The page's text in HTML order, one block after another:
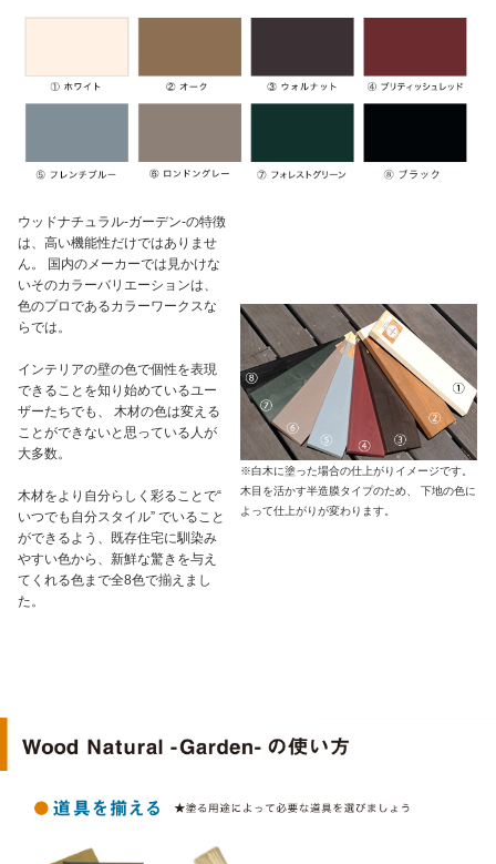
ウッドナチュラル-ガーデン-の特徴
は、高い機能性だけではありませ
ん。 国内のメーカーでは見かけな
いそのカラーバリエーションは、
色のプロであるカラーワークスな
らでは。
インテリアの壁の色で個性を表現
できることを知り始めているユー
ザーたちでも、 木材の色は変える
ことができないと思っている人が
大多数。
木材をより自分らしく彩ることで“
いつでも自分スタイル” でいること
ができるよう、既存住宅に馴染み
やすい色から、新鮮な驚きを与え
てくれる色まで全8色で揃えまし
た。
※白木に塗った場合の仕上がりイメージです。
木目を活かす半造膜タイプのため、 下地の色に
よって仕上がりが変わります。